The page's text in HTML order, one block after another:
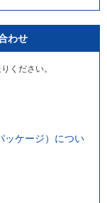
わせ
ください。
ッケージ）につい